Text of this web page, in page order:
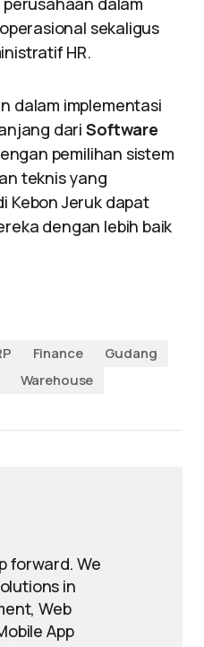
sekaligus
HR.
dalam implementasi
dari Software
pemilihan sistem
teknis yang
Kebon Jeruk dapat
dengan lebih baik
Finance
Gudang
Warehouse
forward. We
in
Web
App